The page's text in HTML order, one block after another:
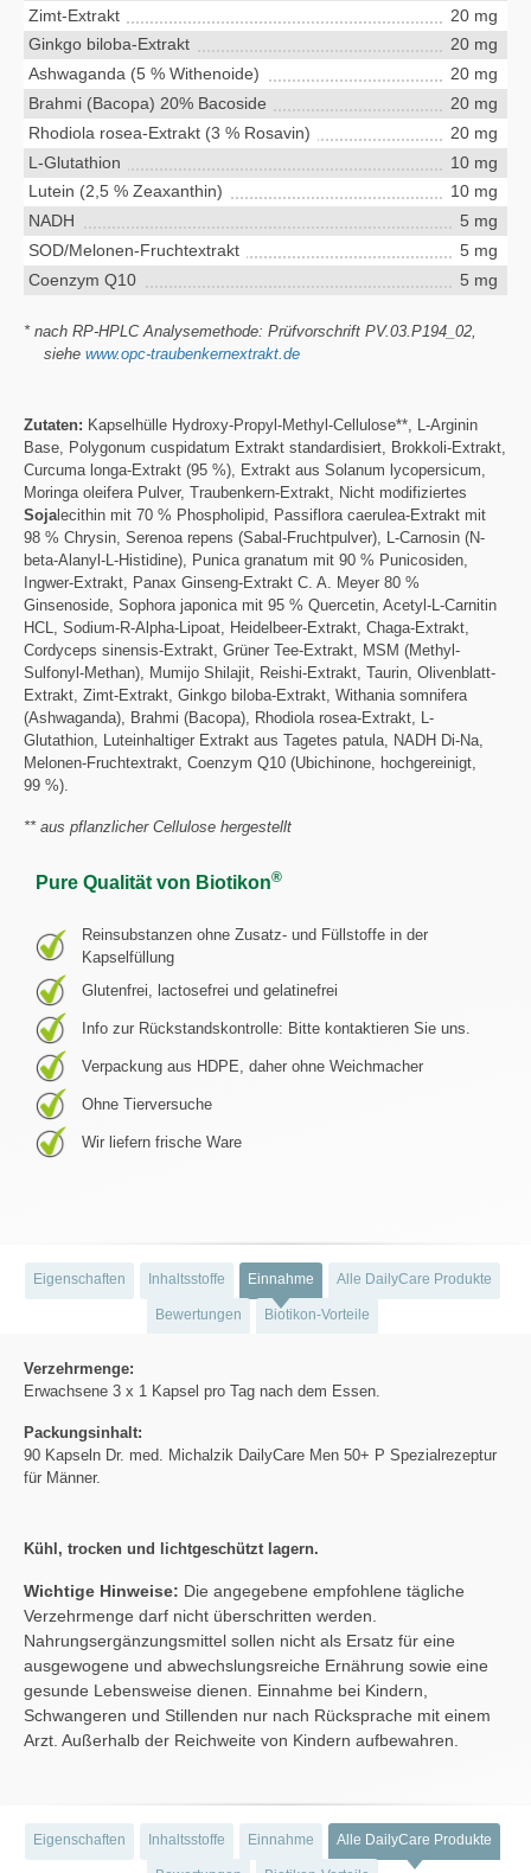
Zimt-Extrakt
20 mg
Ginkgo biloba-Extrakt
20 mg
Ashwaganda (5 % Withenoide)
20 mg
Brahmi (Bacopa) 20% Bacoside
20 mg
Rhodiola rosea-Extrakt (3 % Rosavin)
20 mg
L-Glutathion
10 mg
Lutein (2,5 % Zeaxanthin)
10 mg
NADH
5 mg
SOD/Melonen-Fruchtextrakt
5 mg
Coenzym Q10
5 mg
* nach RP-HPLC Analysemethode: Prüfvorschrift PV.03.P194_02,
siehe www.opc-traubenkernextrakt.de
Zutaten: Kapselhülle Hydroxy-Propyl-Methyl-Cellulose**, L-Arginin
Base, Polygonum cuspidatum Extrakt standardisiert, Brokkoli-Extrakt,
Curcuma longa-Extrakt (95 %), Extrakt aus Solanum lycopersicum,
Moringa oleifera Pulver, Traubenkern-Extrakt, Nicht modifiziertes
Sojalecithin mit 70 % Phospholipid, Passiflora caerulea-Extrakt mit
98 % Chrysin, Serenoa repens (Sabal-Fruchtpulver), L-Carnosin (N-
beta-Alanyl-L-Histidine), Punica granatum mit 90 % Punicosiden,
Ingwer-Extrakt, Panax Ginseng-Extrakt C. A. Meyer 80 %
Ginsenoside, Sophora japonica mit 95 % Quercetin, Acetyl-L-Carnitin
HCL, Sodium-R-Alpha-Lipoat, Heidelbeer-Extrakt, Chaga-Extrakt,
Cordyceps sinensis-Extrakt, Grüner Tee-Extrakt, MSM (Methyl-
Sulfonyl-Methan), Mumijo Shilajit, Reishi-Extrakt, Taurin, Olivenblatt-
Extrakt, Zimt-Extrakt, Ginkgo biloba-Extrakt, Withania somnifera
(Ashwaganda), Brahmi (Bacopa), Rhodiola rosea-Extrakt, L-
Glutathion, Luteinhaltiger Extrakt aus Tagetes patula, NADH Di-Na,
Melonen-Fruchtextrakt, Coenzym Q10 (Ubichinone, hochgereinigt,
99 %).
** aus pflanzlicher Cellulose hergestellt
Pure Qualität von Biotikon®
Reinsubstanzen ohne Zusatz- und Füllstoffe in der
Kapselfüllung
Glutenfrei, lactosefrei und gelatinefrei
Info zur Rückstandskontrolle: Bitte kontaktieren Sie uns.
Verpackung aus HDPE, daher ohne Weichmacher
Ohne Tierversuche
Wir liefern frische Ware
Eigenschaften Inhaltsstoffe Einnahme Alle DailyCare Produkte
Bewertungen Biotikon-Vorteile
Verzehrmenge:
Erwachsene 3 x 1 Kapsel pro Tag nach dem Essen.
Packungsinhalt:
90 Kapseln Dr. med. Michalzik DailyCare Men 50+ P Spezialrezeptur
für Männer.
Kühl, trocken und lichtgeschützt lagern.
Wichtige Hinweise: Die angegebene empfohlene tägliche
Verzehrmenge darf nicht überschritten werden.
Nahrungsergänzungsmittel sollen nicht als Ersatz für eine
ausgewogene und abwechslungsreiche Ernährung sowie eine
gesunde Lebensweise dienen. Einnahme bei Kindern,
Schwangeren und Stillenden nur nach Rücksprache mit einem
Arzt. Außerhalb der Reichweite von Kindern aufbewahren.
Eigenschaften Inhaltsstoffe Einnahme Alle DailyCare Produkte